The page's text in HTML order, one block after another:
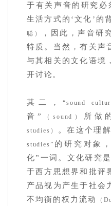
于有关声音的研究必
生活方式的‘文化’的
聪）
，因此，声音研
特质。当然，有关声
与其相关的文化语境
开讨论。
其二，“sound
音”
（sound） 所做
studies） 。在这个理
studies” 的研究对象
化”一词。文化研究
于西方思想界和批评
产品视为产生于社会
不均衡的权力流动
（